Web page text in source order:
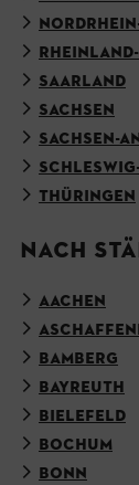
SAARLAND
SACHSEN
SACHSEN-
THÜRINGEN
NACH
AACHEN
BAMBERG
BAYREUTH
BIELEFELD
BOCHUM
BONN